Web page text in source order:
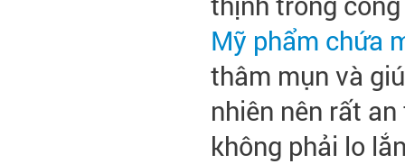
Mỹ phẩm chứa
thâm mụn và
nhiên nên rất
không phải lo